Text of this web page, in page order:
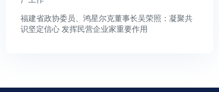
福建省政协委员、鸿星尔克董事长吴荣照：凝聚共
识坚定信心 发挥民营企业家重要作用